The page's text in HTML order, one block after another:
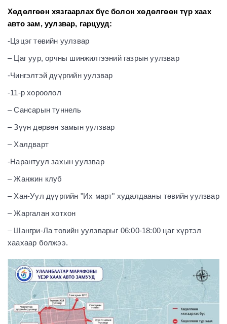
Хөдөлгөөн хязгаарлах бүс болон хөдөлгөөн түр хаах
авто зам, уулзвар, гарцууд:
-Цэцэг төвийн уулзвар
– Цаг уур, орчны шинжилгээний газрын уулзвар
-Чингэлтэй дүүргийн уулзвар
-11-р хороолол
– Сансарын туннель
– Зүүн дөрвөн замын уулзвар
– Халдварт
-Нарантуул захын уулзвар
– Жанжин клуб
– Хан-Уул дүүргийн "Их март" худалдааны төвийн уулзвар
– Жаргалан хотхон
– Шангри-Ла төвийн уулзварыг 06:00-18:00 цаг хүртэл
хаахаар болжээ.